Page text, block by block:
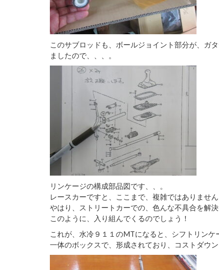
このサブロッドも、ボールジョイント部分が、ガ
ましたので、、、。
リンケージの構成部品図です、、。
レースカーですと、ここまで、複雑ではありませ
やはり、ストリートカーでの、色んな不具合を解
このように、入り組んでくるのでしょう！
これが、水冷９１１のMTになると、シフトリンケ
一体のボックスで、形成されており、コストダウ